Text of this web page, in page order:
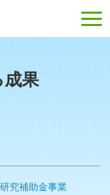
医療と職場の架け橋
果
究補助金事業